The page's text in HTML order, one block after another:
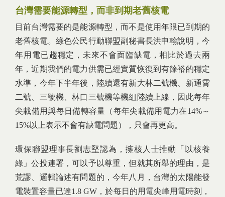
台灣需要能源轉型，而非到期老舊核電
目前台灣需要的是能源轉型，而不是使用年限已到期的
老舊核電。綠色公民行動聯盟副秘書長洪申翰說明，今
年用電已趨穩定，未來不會面臨缺電，相比於過去兩
年，近期我們的電力供需已經實質恢復到有餘裕的穩定
水準，今年下半年後，陸續還有新大林二號機、新通霄
二號、三號機、林口三號機等機組陸續上線，因此每年
尖載備用與每日備轉容量（每年尖載備用電力在14%～
15%以上表示不會有缺電問題），只會再更高。
環保聯盟理事長劉志堅認為，擁核人士推動「以核養
綠」公投連署，可以予以尊重，但就其所舉的理由，是
荒謬、邏輯論述有問題的，今年八月，台灣的太陽能發
電裝置容量已達1.8 GW，於每日的用電尖峰用電時刻，